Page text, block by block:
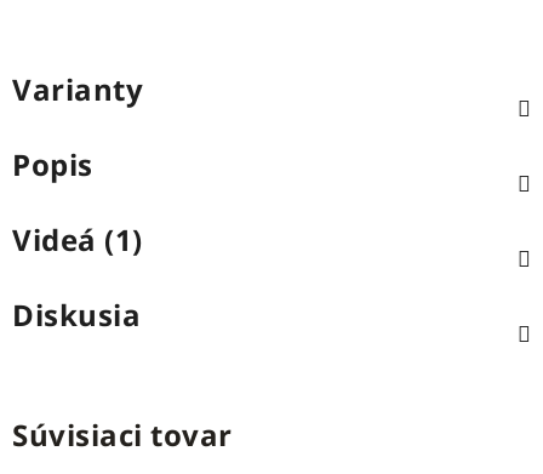
Varianty
Popis
Videá (1)
Diskusia
Súvisiaci tovar